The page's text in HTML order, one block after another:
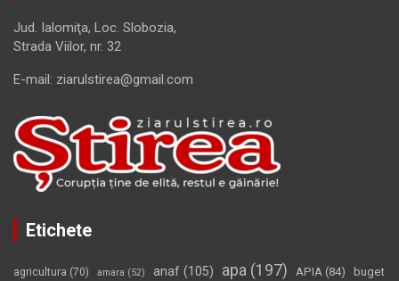
Jud. Ialomiţa, Loc. Slobozia,
Strada Viilor, nr. 32
E-mail: ziarulstirea@gmail.com
Etichete
agricultura (70) amara (52) anaf (105) apa (197) APIA (84)
buget